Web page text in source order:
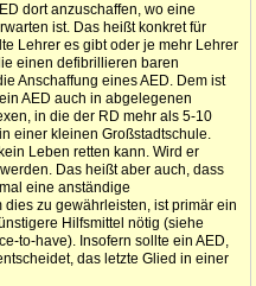
dort anzuschaffen, wo eine
ist. Das heißt konkret für
Lehrer es gibt oder je mehr Lehrer
einen defibrillieren baren
Anschaffung eines AED. Dem ist
AED auch in abgelegenen
in die der RD mehr als 5-10
einer kleinen Großstadtschule.
Leben retten kann. Wird er
Das heißt aber auch, dass
eine anständige
zu gewährleisten, ist primär ein
Hilfsmittel nötig (siehe
to-have). Insofern sollte ein AED,
das letzte Glied in einer